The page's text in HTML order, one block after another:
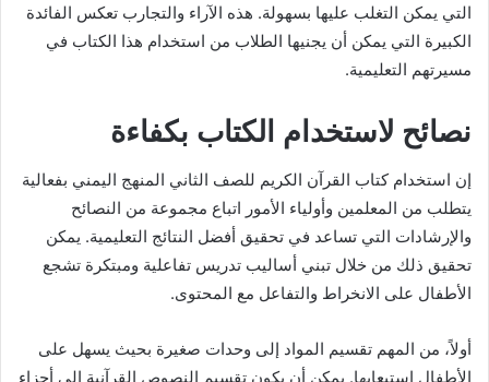
التي يمكن التغلب عليها بسهولة. هذه الآراء والتجارب تعكس الفائدة
الكبيرة التي يمكن أن يجنيها الطلاب من استخدام هذا الكتاب في
مسيرتهم التعليمية.
نصائح لاستخدام الكتاب بكفاءة
إن استخدام كتاب القرآن الكريم للصف الثاني المنهج اليمني بفعالية
يتطلب من المعلمين وأولياء الأمور اتباع مجموعة من النصائح
والإرشادات التي تساعد في تحقيق أفضل النتائج التعليمية. يمكن
تحقيق ذلك من خلال تبني أساليب تدريس تفاعلية ومبتكرة تشجع
الأطفال على الانخراط والتفاعل مع المحتوى.
أولاً، من المهم تقسيم المواد إلى وحدات صغيرة بحيث يسهل على
الأطفال استيعابها. يمكن أن يكون تقسيم النصوص القرآنية إلى أجزاء